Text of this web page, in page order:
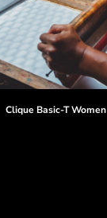
Clique Basic-T Women